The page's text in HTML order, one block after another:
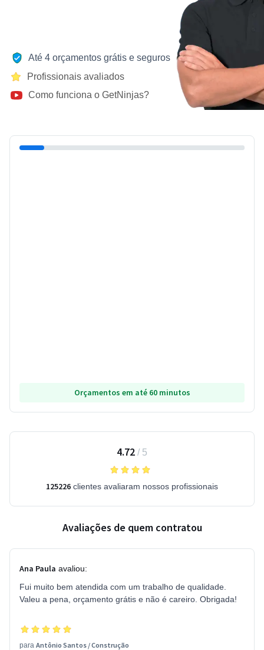
Até 4 orçamentos grátis e seguros
Profissionais avaliados
Como funciona o GetNinjas?
Orçamentos em até 60 minutos
4.72 / 5
125226 clientes avaliaram nossos profissionais
Avaliações de quem contratou
Ana Paula avaliou:
Fui muito bem atendida com um trabalho de qualidade.
Valeu a pena, orçamento grátis e não é careiro. Obrigada!
para Antônio Santos /Construção